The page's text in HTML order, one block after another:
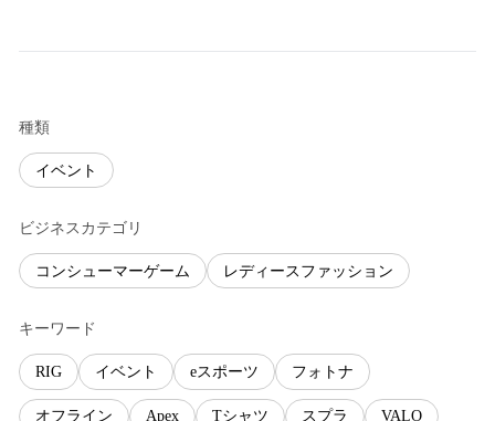
種類
イベント
ビジネスカテゴリ
コンシューマーゲーム レディースファッション
キーワード
RIG イベント eスポーツ フォトナ
オフライン Apex Tシャツ スプラ VALO